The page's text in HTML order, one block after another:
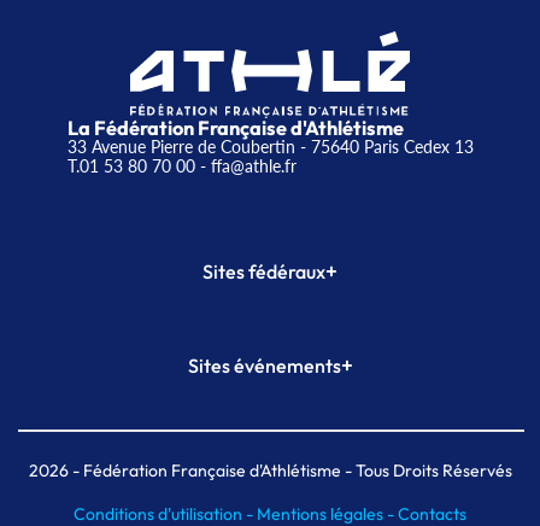
La Fédération Française d'Athlétisme
33 Avenue Pierre de Coubertin - 75640 Paris Cedex 13
T.01 53 80 70 00- ffa@athle.fr
Sites fédéraux+
Plateforme Formation
Sites événements+
Meeting de Paris indoor
MAIF Ekiden de Paris
2026- Fédération Française d'Athlétisme - Tous Droits Réservés
Conditions d'utilisation - Mentions légales -Contacts